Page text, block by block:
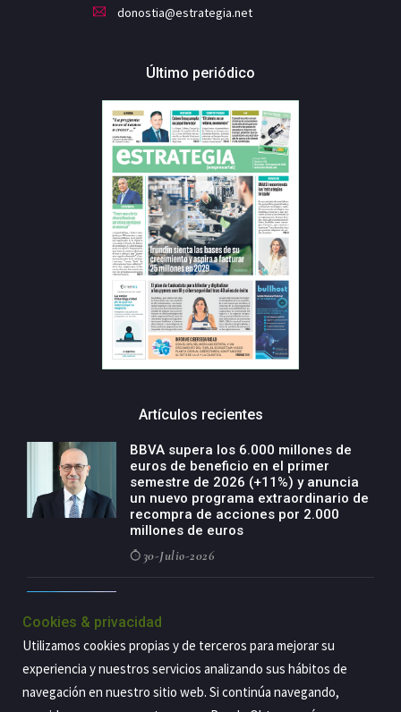
donostia@estrategia.net
Último periódico
Artículos recientes
BBVA supera los 6.000 millones de
euros de beneficio en el primer
semestre de 2026 (+11%) y anuncia
un nuevo programa extraordinario de
recompra de acciones por 2.000
millones de euros
30-Julio-2026
negocio agro con un modelo global
de especialización presente en siete
países
29-Julio-2026
Cookies & privacidad
Utilizamos cookies propias y de terceros para mejorar su
experiencia y nuestros servicios analizando sus hábitos de
navegación en nuestro sitio web. Si continúa navegando,